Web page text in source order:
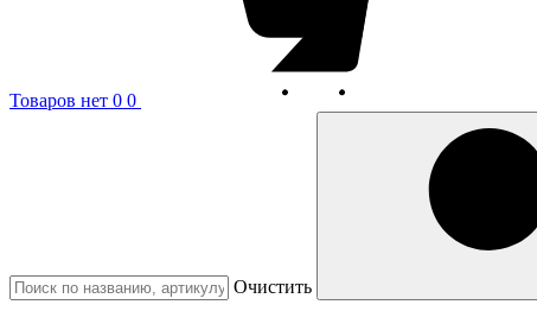
Товаров нет 0 0
Очистить